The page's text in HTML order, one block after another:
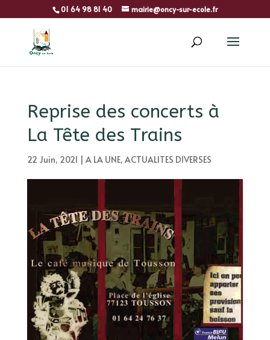
01 64 98 81 40 mairie@oncy-sur-ecole.fr
Reprise des concerts à
La Tête des Trains
22 Juin, 2021 | A LA UNE, ACTUALITES DIVERSES